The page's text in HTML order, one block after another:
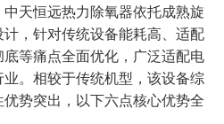
天恒远热力除氧器依托成熟旋
，针对传统设备能耗高、适配
等痛点全面优化，广泛适配电
。相较于传统机型，该设备综
势突出，以下六点核心优势全